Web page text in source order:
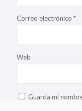
Correo electrónico *
Web
Guarda mi